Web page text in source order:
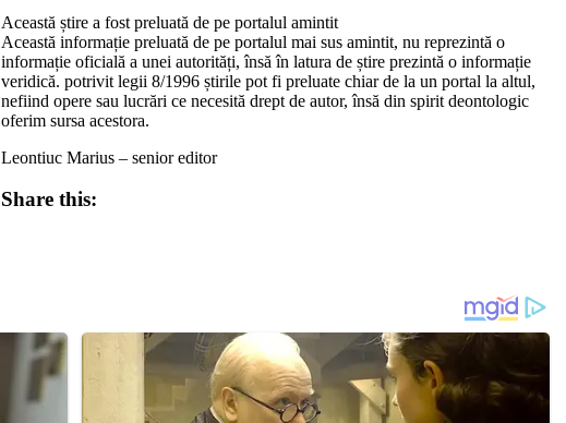
Această știre a fost preluată de pe portalul amintit
Această informație preluată de pe portalul mai sus amintit, nu reprezintă o
informație oficială a unei autorități, însă în latura de știre prezintă o informație
veridică. potrivit legii 8/1996 știrile pot fi preluate chiar de la un portal la altul,
nefiind opere sau lucrări ce necesită drept de autor, însă din spirit deontologic
oferim sursa acestora.
Leontiuc Marius – senior editor
Share this: